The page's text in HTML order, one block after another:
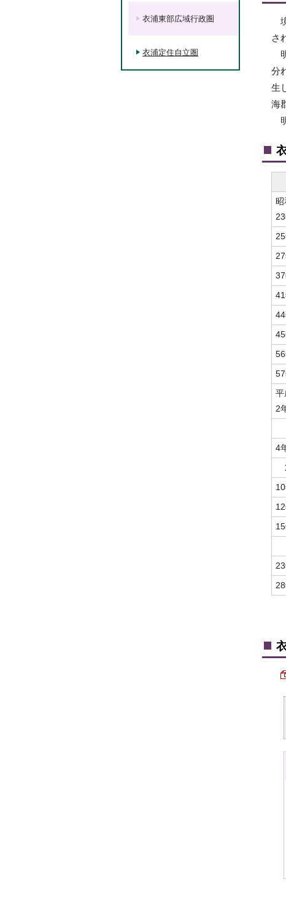
さ
分
生
海
昭
平
2
4
衣浦東部広域行政圏
衣浦定住自立圏